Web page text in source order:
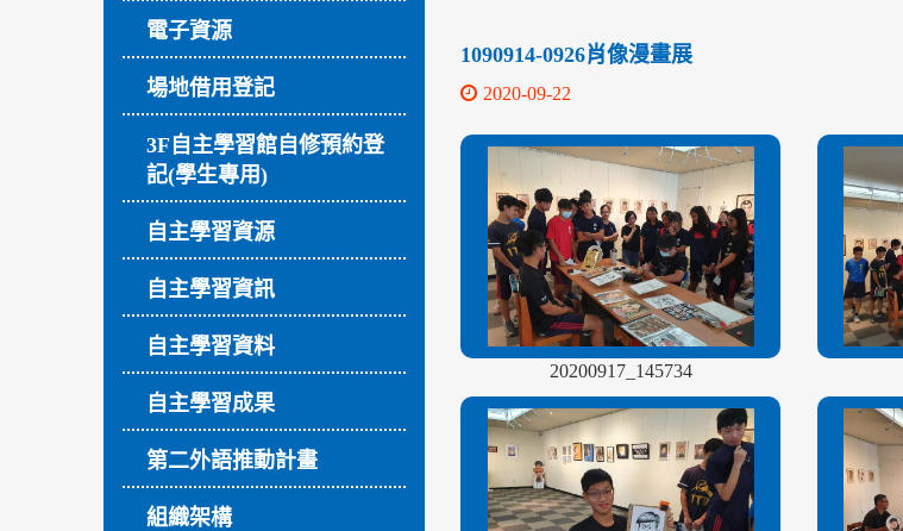
電子資源
場地借用登記
3F自主學習館自修預約登
記(學生專用)
自主學習資源
自主學習資訊
自主學習資料
自主學習成果
第二外語推動計畫
組織架構
1090914-0926肖像漫畫展
2020-09-22
20200917_145734